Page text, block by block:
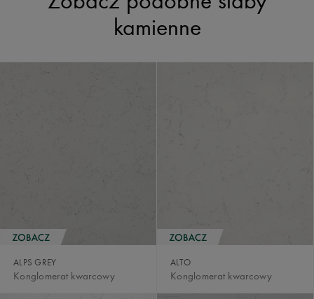
kamienne
ALPS GREY
Konglomerat kwarcowy
ALTO
Konglomerat kwarcowy